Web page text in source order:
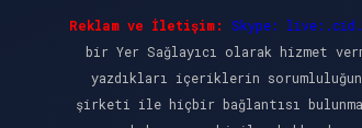
Reklam ve İletişim: Skype:
bir Yer Sağlayıcı olarak hizmet
yazdıkları içeriklerin
şirketi ile hiçbir bağlantısı